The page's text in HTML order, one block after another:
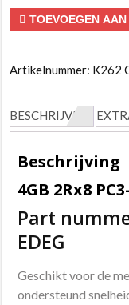
4GB
11-
Kingston
aantal
TOEVOEGEN
Artikelnummer: K262
BESCHRIJVING
Beschrijving
Part
EDEG
Geschikt voor de
ondersteund